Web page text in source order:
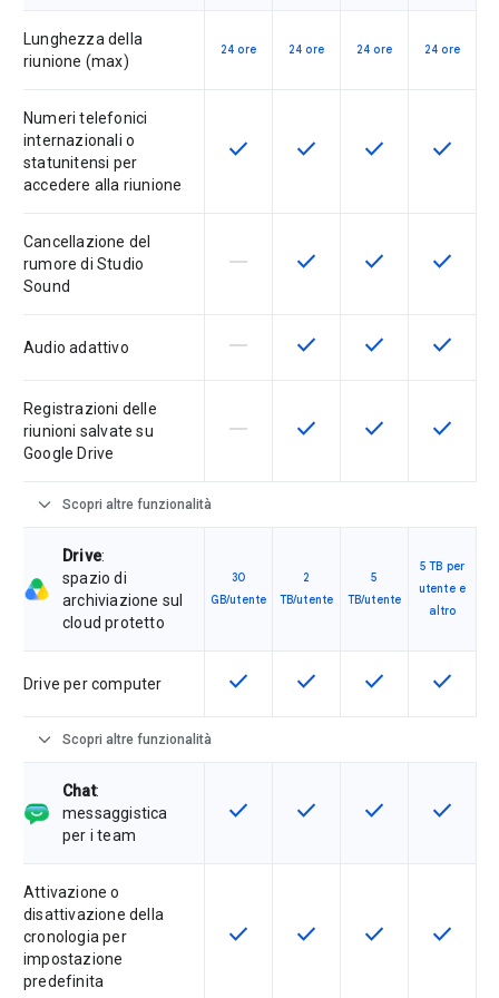
Lunghezza della
riunione (max)
24 ore 24 ore 24 ore 24 ore
Numeri telefonici
internazionali o
statunitensi per
accedere alla riunione
Questa funzionalità è disponibile
check Questa funzionalità è
check Questa
check Questa
check
Cancellazione del
rumore di Studio
Sound
La funzionalità non è supportata
horizontal_rule Questa funzionalità è
check Questa
check Questa
check
Audio adattivo La funzionalità non è supportata
horizontal_rule Questa funzionalità è
check Questa
check Questa
check
Registrazioni delle
riunioni salvate su
Google Drive
La funzionalità non è supportata
horizontal_rule Questa funzionalità è
check Questa
check Questa
check
expand_more Scopri altre funzionalità
Drive:
spazio di
archiviazione sul
cloud protetto
30
GB/utente
2
TB/utente
5
TB/utente
5 TB per
utente e
altro
Drive per computer Questa funzionalità è disponibile
check Questa funzionalità è
check Questa
check Questa
check
expand_more Scopri altre funzionalità
Chat:
messaggistica
per i team
Questa funzionalità è disponibile
check Questa funzionalità è
check Questa
check Questa
check
Attivazione o
disattivazione della
cronologia per
impostazione
predefinita
Questa funzionalità è disponibile
check Questa funzionalità è
check Questa
check Questa
check